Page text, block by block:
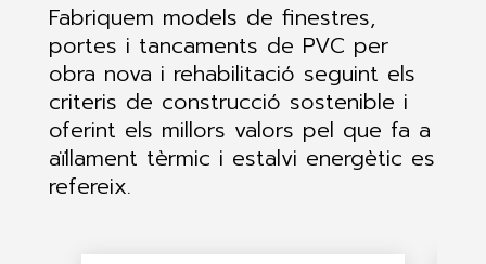
Fabriquem models de finestres,
portes i tancaments de PVC per
obra nova i rehabilitació seguint els
criteris de construcció sostenible i
oferint els millors valors pel que fa a
aïllament tèrmic i estalvi energètic es
refereix.